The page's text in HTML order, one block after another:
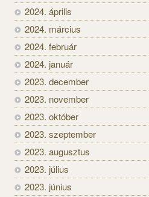
2024. április
2024. március
2024. február
2024. január
2023. december
2023. november
2023. október
2023. szeptember
2023. augusztus
2023. július
2023. június